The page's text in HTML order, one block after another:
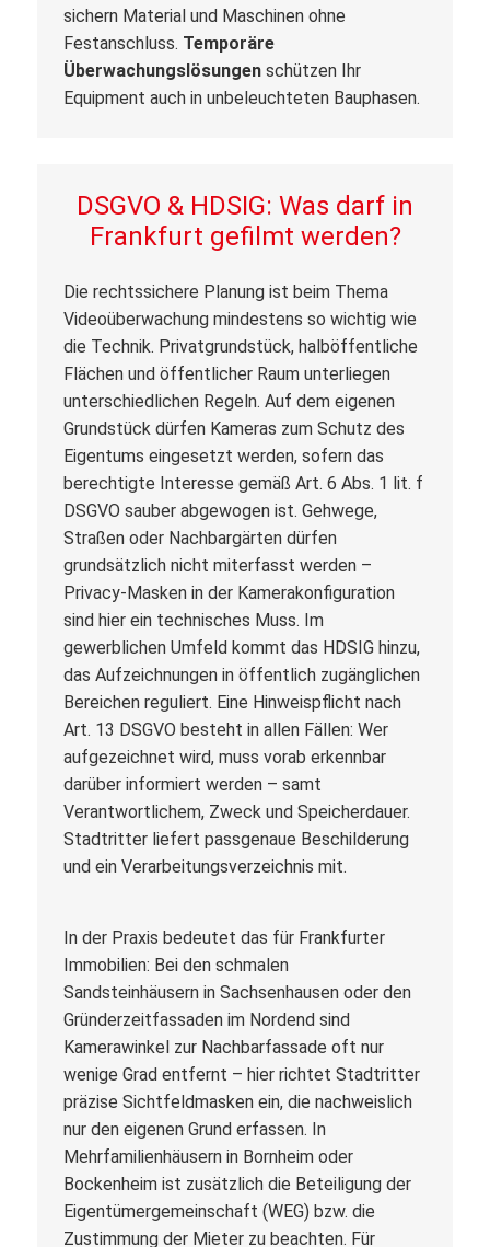
sichern Material und Maschinen ohne
Festanschluss. Temporäre
Überwachungslösungen schützen Ihr
Equipment auch in unbeleuchteten Bauphasen.
DSGVO & HDSIG: Was darf in
Frankfurt gefilmt werden?
Die rechtssichere Planung ist beim Thema
Videoüberwachung mindestens so wichtig wie
die Technik. Privatgrundstück, halböffentliche
Flächen und öffentlicher Raum unterliegen
unterschiedlichen Regeln. Auf dem eigenen
Grundstück dürfen Kameras zum Schutz des
Eigentums eingesetzt werden, sofern das
berechtigte Interesse gemäß Art. 6 Abs. 1 lit. f
DSGVO sauber abgewogen ist. Gehwege,
Straßen oder Nachbargärten dürfen
grundsätzlich nicht miterfasst werden –
Privacy-Masken in der Kamerakonfiguration
sind hier ein technisches Muss. Im
gewerblichen Umfeld kommt das HDSIG hinzu,
das Aufzeichnungen in öffentlich zugänglichen
Bereichen reguliert. Eine Hinweispflicht nach
Art. 13 DSGVO besteht in allen Fällen: Wer
aufgezeichnet wird, muss vorab erkennbar
darüber informiert werden – samt
Verantwortlichem, Zweck und Speicherdauer.
Stadtritter liefert passgenaue Beschilderung
und ein Verarbeitungsverzeichnis mit.
In der Praxis bedeutet das für Frankfurter
Immobilien: Bei den schmalen
Sandsteinhäusern in Sachsenhausen oder den
Gründerzeitfassaden im Nordend sind
Kamerawinkel zur Nachbarfassade oft nur
wenige Grad entfernt – hier richtet Stadtritter
präzise Sichtfeldmasken ein, die nachweislich
nur den eigenen Grund erfassen. In
Mehrfamilienhäusern in Bornheim oder
Bockenheim ist zusätzlich die Beteiligung der
Eigentümergemeinschaft (WEG) bzw. die
Zustimmung der Mieter zu beachten. Für